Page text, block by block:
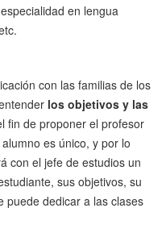
en lengua
con las familias de los
los objetivos y las
fin de proponer el profesor
es único, y por lo
con el jefe de estudios un
sus objetivos, su
puede dedicar a las clases